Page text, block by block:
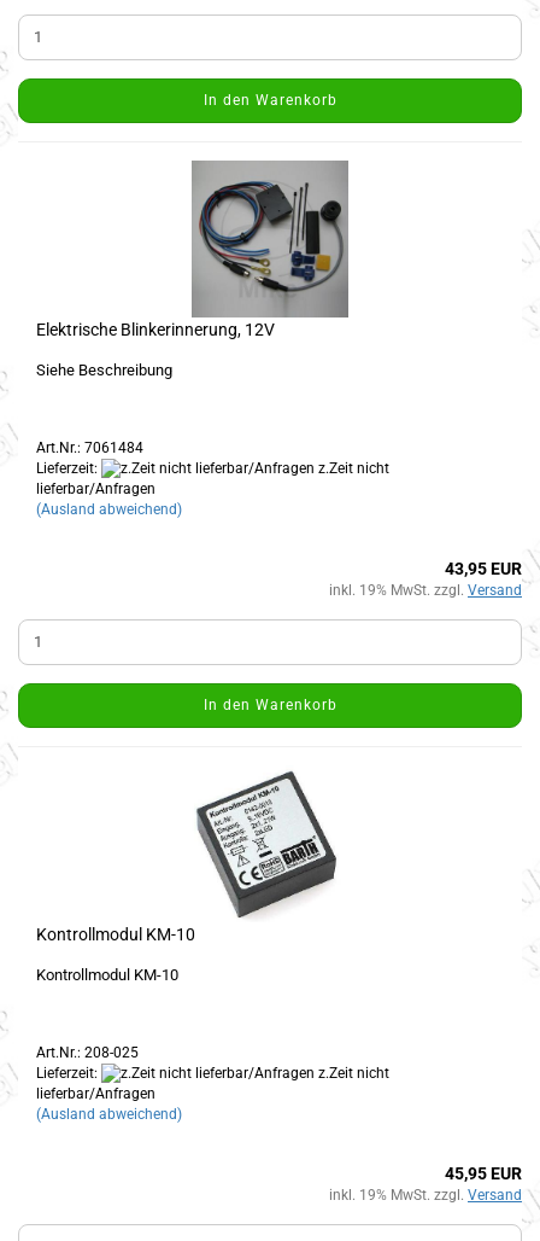
In den Warenkorb
Elektrische Blinkerinnerung, 12V
Siehe Beschreibung
Art.Nr.: 7061484
Lieferzeit:
z.Zeit nicht
lieferbar/Anfragen
(Ausland abweichend)
43,95 EUR
inkl. 19% MwSt. zzgl. Versand
In den Warenkorb
Kontrollmodul KM-10
Kontrollmodul KM-10
Art.Nr.: 208-025
Lieferzeit:
z.Zeit nicht
lieferbar/Anfragen
(Ausland abweichend)
45,95 EUR
inkl. 19% MwSt. zzgl. Versand